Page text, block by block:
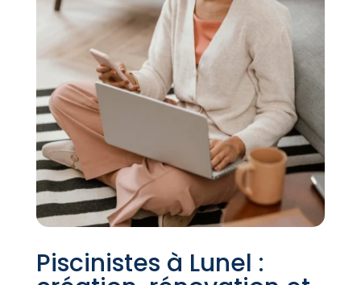
Piscinistes à Lunel :